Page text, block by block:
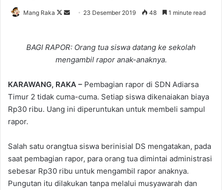
Mang Raka
Follow
Send 23 Desember 2019 48 1 minute read
BAGI RAPOR: Orang tua siswa datang ke sekolah
mengambil rapor anak-anaknya.
KARAWANG, RAKA – Pembagian rapor di SDN Adiarsa
Timur 2 tidak cuma-cuma. Setiap siswa dikenaiakan biaya
Rp30 ribu. Uang ini diperuntukan untuk membeli sampul
rapor.
Salah satu orangtua siswa berinisial DS mengatakan, pada
saat pembagian rapor, para orang tua dimintai administrasi
sebesar Rp30 ribu untuk mengambil rapor anaknya.
Pungutan itu dilakukan tanpa melalui musyawarah dan